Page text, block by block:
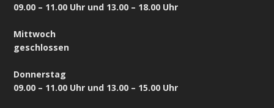
09.00 – 11.00 Uhr und 13.00 – 18.00 Uhr
Mittwoch
geschlossen
Donnerstag
09.00 – 11.00 Uhr und 13.00 – 15.00 Uhr